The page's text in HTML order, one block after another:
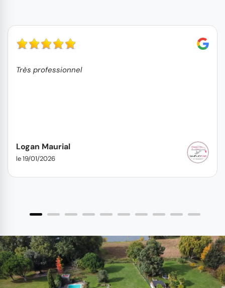
Très professionnel
Logan Maurial
le 19/01/2026